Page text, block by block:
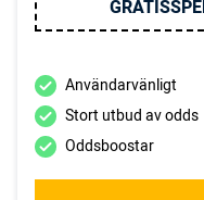
Användarvänligt
Stort utbud av odds
Oddsboostar